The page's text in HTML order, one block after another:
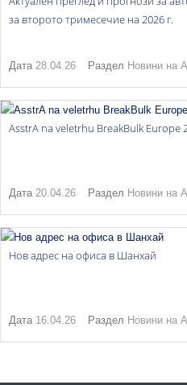
за второто тримесечие на 2026 г.
Дата 28.04.26 Раздел Новини на
AsstrA na veletrhu BreakBulk Europe
Дата 20.04.26 Раздел Новини на
Нов адрес на офиса в Шанхай
Дата 16.04.26 Раздел Новини на